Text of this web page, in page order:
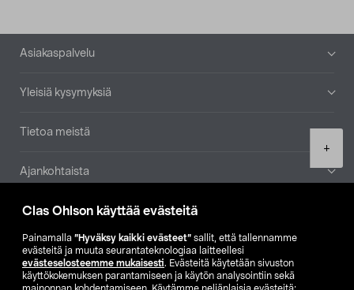
Clas Ohlson käyttää evästeitä
Painamalla ”Hyväksy kaikki evästeet” sallit, että tallennamme
evästeitä ja muuta seurantateknologiaa laitteellesi
evästeselosteemme mukaisesti. Evästeitä käytetään sivuston
käyttökokemuksen parantamiseen ja käytön analysointiin sekä
+
Alatunniste
Asiakaspalvelu
Yleisiä kysymyksiä
Tietoa meistä
Ajankohtaista
Muut yrityksemme
Etsi myymälä